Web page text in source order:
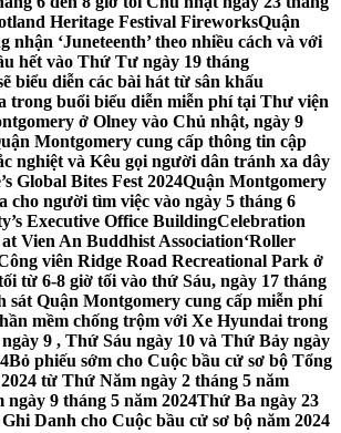
Heritage Festival FireworksQuận
nhận ‘Juneteenth’ theo nhiều cách và với
hết vào Thứ Tư ngày 19 tháng
biểu diễn các bài hát từ sân khấu
trong buổi biểu diễn miễn phí tại Thư viện
ở Olney vào Chủ nhật, ngày 9
Montgomery cung cấp thông tin cập
nghiệt và Kêu gọi người dân tránh xa dây
Global Bites Fest 2024Quận Montgomery
cho người tìm việc vào ngày 5 tháng 6
Executive Office BuildingCelebration
Vien An Buddhist Association‘Roller
viên Ridge Road Recreational Park ở
từ 6-8 giờ tối vào thứ Sáu, ngày 17 tháng
sát Quận Montgomery cung cấp miễn phí
mềm chống trộm với Xe Hyundai trong
9 , Thứ Sáu ngày 10 và Thứ Bảy ngày
Bỏ phiếu sớm cho Cuộc bầu cử sơ bộ Tổng
từ Thứ Năm ngày 2 tháng 5 năm
ngày 9 tháng 5 năm 2024Thứ Ba ngày 23
Danh cho Cuộc bầu cử sơ bộ năm 2024